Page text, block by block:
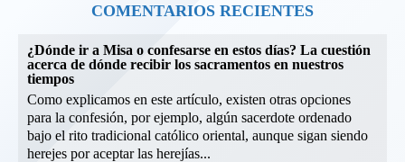
COMENTARIOS RECIENTES
¿Dónde ir a Misa o confesarse en estos días? La cuestión
acerca de dónde recibir los sacramentos en nuestros
tiempos
Como explicamos en este artículo, existen otras opciones
para la confesión, por ejemplo, algún sacerdote ordenado
bajo el rito tradicional católico oriental, aunque sigan siendo
herejes por aceptar las herejías...